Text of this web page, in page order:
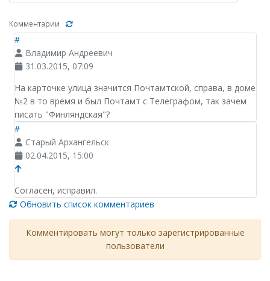
Комментарии
#
Владимир Андреевич
31.03.2015, 07:09
На карточке улица значится Почтамтской, справа, в доме
№2 в то время и был Почтамт с Телеграфом, так зачем
писать "Финляндская"?
#
Старый Архангельск
02.04.2015, 15:00
Согласен, исправил.
Обновить список комментариев
Комментировать могут только зарегистрированные
пользователи